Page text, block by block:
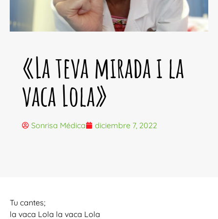
«La teva mirada i la
vaca Lola»
Sonrisa Médica diciembre 7, 2022
Tu cantes;
la vaca Lola la vaca Lola